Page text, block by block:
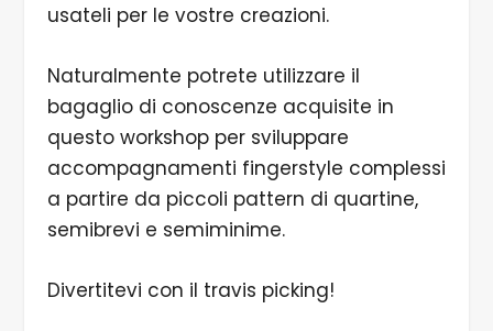
usateli per le vostre creazioni.
Naturalmente potrete utilizzare il
bagaglio di conoscenze acquisite in
questo workshop per sviluppare
accompagnamenti fingerstyle complessi
a partire da piccoli pattern di quartine,
semibrevi e semiminime.
Divertitevi con il travis picking!